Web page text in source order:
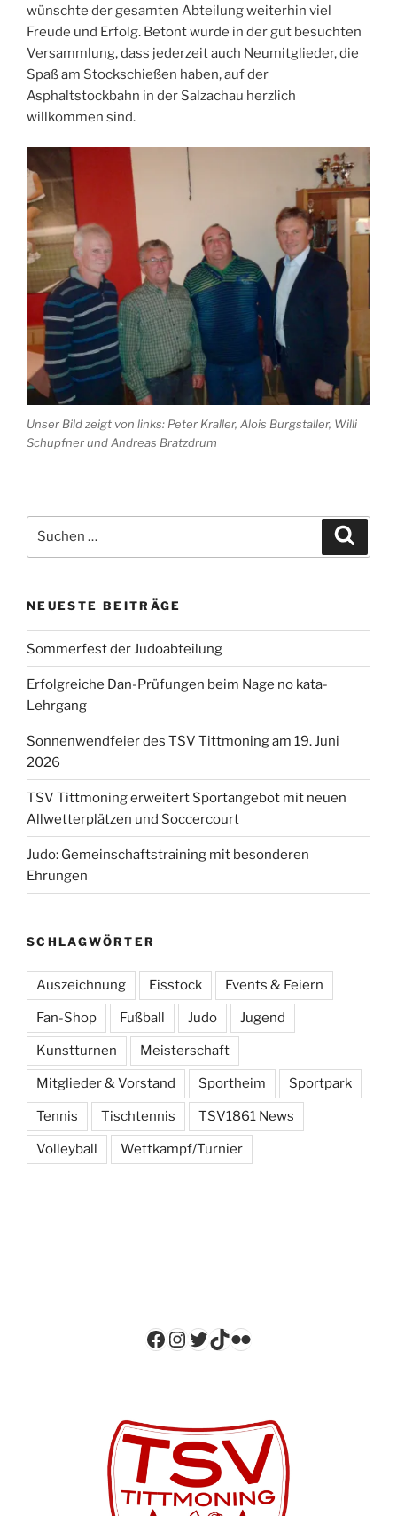
wünschte der gesamten Abteilung weiterhin viel
Freude und Erfolg. Betont wurde in der gut besuchten
Versammlung, dass jederzeit auch Neumitglieder, die
Spaß am Stockschießen haben, auf der
Asphaltstockbahn in der Salzachau herzlich
willkommen sind.
Unser Bild zeigt von links: Peter Kraller, Alois Burgstaller, Willi
Schupfner und Andreas Bratzdrum
nach:
NEUESTE BEITRÄGE
Sommerfest der Judoabteilung
Erfolgreiche Dan-Prüfungen beim Nage no kata-
Lehrgang
Sonnenwendfeier des TSV Tittmoning am 19. Juni
2026
TSV Tittmoning erweitert Sportangebot mit neuen
Allwetterplätzen und Soccercourt
Judo: Gemeinschaftstraining mit besonderen
Ehrungen
SCHLAGWÖRTER
Auszeichnung Eisstock Events & Feiern
Fan-Shop Fußball Judo Jugend
Kunstturnen Meisterschaft
Mitglieder & Vorstand Sportheim Sportpark
Tennis Tischtennis TSV1861 News
Volleyball Wettkampf/Turnier
Facebook
Instagram
Twitter
TikTok
Flickr